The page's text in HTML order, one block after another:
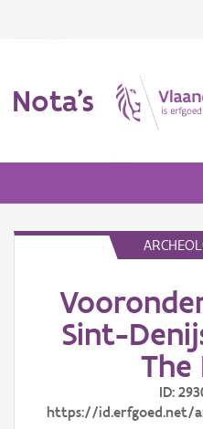
Nota's
Aanmelden
Sint-
The
ID:
https://id.erfgoed.net/